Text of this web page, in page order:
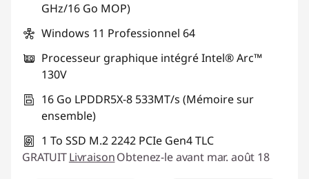
GHz/16 Go MOP)
Windows 11 Professionnel 64
Processeur graphique intégré Intel® Arc™
130V
16 Go LPDDR5X-8 533MT/s (Mémoire sur
ensemble)
1 To SSD M.2 2242 PCIe Gen4 TLC
GRATUITLivraisonObtenez-le avant mar. août 18